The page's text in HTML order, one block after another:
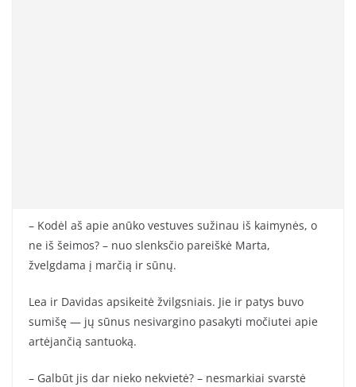
– Kodėl aš apie anūko vestuves sužinau iš kaimynės, o
ne iš šeimos? – nuo slenksčio pareiškė Marta,
žvelgdama į marčią ir sūnų.
Lea ir Davidas apsikeitė žvilgsniais. Jie ir patys buvo
sumišę — jų sūnus nesivargino pasakyti močiutei apie
artėjančią santuoką.
– Galbūt jis dar nieko nekvietė? – nesmarkiai svarstė